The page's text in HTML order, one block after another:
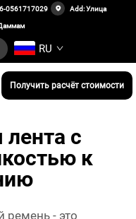
0561717029 Add: Улица
RU
Получить расчёт стоимости
лента с
к
- это